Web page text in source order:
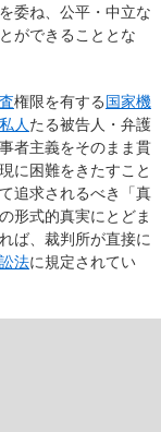
委ね、公平・中立な
ができることとな
権限を有する国家機
私人 たる被告人・弁護
者主義をそのまま貫
に困難をきたすこと
追求されるべき「真
形式的真実にとどま
ば、裁判所が直接に
法に規定されてい